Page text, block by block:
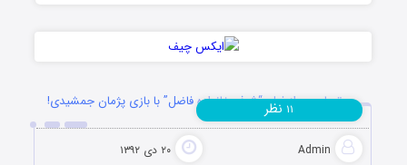
تصاویری از فیلم “شرف خانواده فاضل” با بازی پژمان جمشیدی!
Admin ۲۰ دی ۱۳۹۲
۱۱ نظر